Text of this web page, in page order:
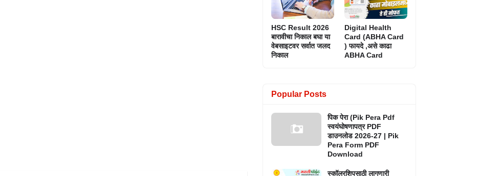
HSC Result 2026
बारावीचा निकाल बघा या
वेबसाइटवर सर्वात जलद
निकाल
Digital Health
Card (ABHA Card
) फायदे ,असे काढा
ABHA Card
Popular Posts
पिक पेरा (Pik Pera Pdf
स्वयंघोषणापत्र PDF
डाउनलोड 2026-27 | Pik
Pera Form PDF
Download
स्कॉलरशिपसाठी लागणारी